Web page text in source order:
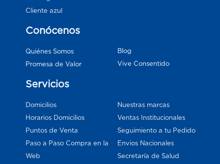
Cliente azul
Conócenos
Quiénes Somos
Promesa de Valor
Blog
Vive Consentido
Servicios
Domicilios
Horarios Domicilios
Puntos de Venta
Paso a Paso Compra en la
Web
Nuestras marcas
Ventas Institucionales
Seguimiento a tu Pedido
Envios Nacionales
Secretaría de Salud